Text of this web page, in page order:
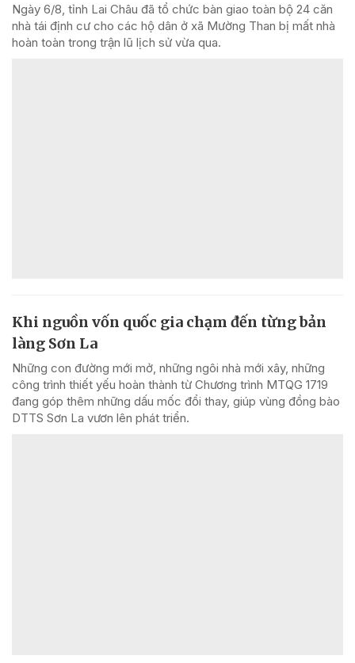
Ngày 6/8, tỉnh Lai Châu đã tổ chức bàn giao toàn bộ 24 căn
nhà tái định cư cho các hộ dân ở xã Mường Than bị mất nhà
hoàn toàn trong trận lũ lịch sử vừa qua.
Khi nguồn vốn quốc gia chạm đến từng bản
làng Sơn La
Những con đường mới mở, những ngôi nhà mới xây, những
công trình thiết yếu hoàn thành từ Chương trình MTQG 1719
đang góp thêm những dấu mốc đổi thay, giúp vùng đồng bào
DTTS Sơn La vươn lên phát triển.